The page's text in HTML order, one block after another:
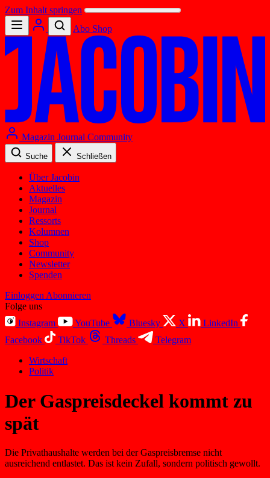
Zum Inhalt springen
Abo Shop
Magazin Journal Community
Suche Schließen
Über Jacobin
Aktuelles
Magazin
Journal
Ressorts
Kolumnen
Shop
Community
Newsletter
Spenden
Einloggen Abonnieren
Folge uns
Instagram
YouTube Bluesky X
LinkedIn
Facebook
TikTok Threads
Telegram
Wirtschaft
Politik
Der Gaspreisdeckel kommt zu
spät
Die Privathaushalte werden bei der Gaspreisbremse nicht
ausreichend entlastet. Das ist kein Zufall, sondern politisch gewollt.